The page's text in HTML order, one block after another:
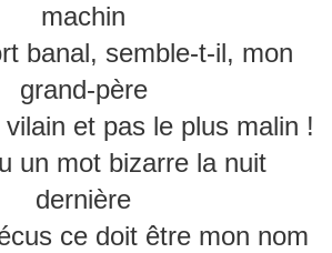
machin
banal, semble-t-il, mon
grand-père
et pas le plus malin !
un mot bizarre la nuit
dernière
ce doit être mon nom